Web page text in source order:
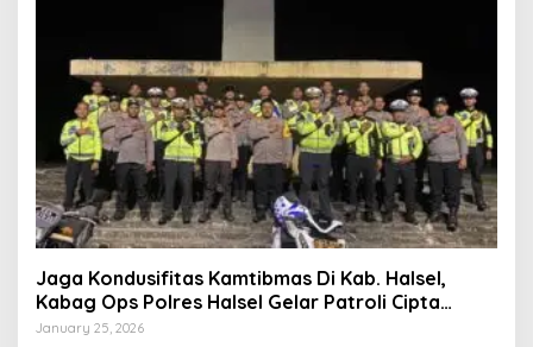
Jaga Kondusifitas Kamtibmas Di Kab. Halsel,
Kabag Ops Polres Halsel Gelar Patroli Cipta
Kondisi
January 25, 2026